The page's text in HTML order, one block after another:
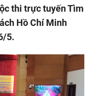
thi trực tuyến Tìm
Hồ Chí Minh
5.